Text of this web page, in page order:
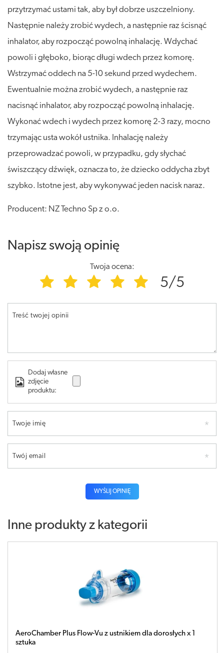
przytrzymać ustami tak, aby był dobrze uszczelniony.
Następnie należy zrobić wydech, a następnie raz ścisnąć
inhalator, aby rozpocząć powolną inhalację. Wdychać
powoli i głęboko, biorąc długi wdech przez komorę.
Wstrzymać oddech na 5-10 sekund przed wydechem.
Ewentualnie można zrobić wydech, a następnie raz
nacisnąć inhalator, aby rozpocząć powolną inhalację.
Wykonać wdech i wydech przez komorę 2-3 razy, mocno
trzymając usta wokół ustnika. Inhalację należy
przeprowadzać powoli, w przypadku, gdy słychać
świszczący dźwięk, oznacza to, że dziecko oddycha zbyt
szybko. Istotne jest, aby wykonywać jeden nacisk naraz.
Producent: NZ Techno Sp z o.o.
Napisz swoją opinię
Twoja ocena:
5/5
Treść twojej opinii
Dodaj własne
zdjęcie
produktu:
Twoje imię
Twój email
WYŚLIJ OPINIĘ
Inne produkty z kategorii
AeroChamber Plus Flow-Vu z ustnikiem dla dorosłych x 1
sztuka